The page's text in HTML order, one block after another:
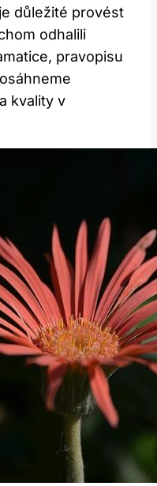
důležité provést
odhalili
pravopisu
kvality v